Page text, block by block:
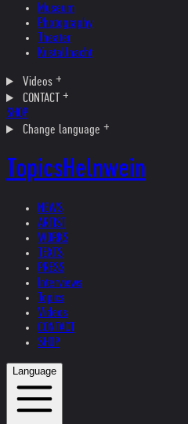
Museum
Photography
Theater
Kristallnacht
Videos
CONTACT
SHOP
Change language
TopicsHelnwein
NEWS
ARTIST
WORKS
TEXTS
PRESS
Interviews
Topics
Videos
CONTACT
SHOP
Language